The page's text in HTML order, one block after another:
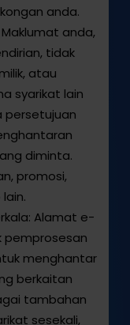
anda.
anda,
tidak
atau
syarikat lain
persetujuan
diminta.
promosi,
Alamat e-
pemprosesan
menghantar
berkaitan
tambahan
sesekali,